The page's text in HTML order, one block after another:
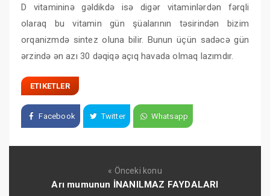
D vitamininə gəldikdə isə digər vitaminlərdən fərqli
olaraq bu vitamin gün şüalarının təsirindən bizim
orqanizmdə sintez oluna bilir. Bunun üçün sadəcə gün
ərzində ən azı 30 dəqiqə açıq havada olmaq lazımdır.
ETIKETLER
Facebook Twitter Whatsapp
« Önceki konu
Arı mumunun İNANILMAZ FAYDALARI